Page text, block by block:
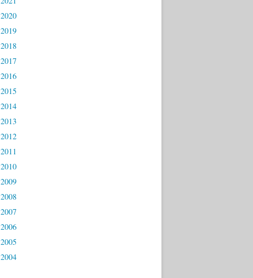
2020
2019
2018
2017
2016
2015
2014
2013
2012
2011
2010
2009
2008
2007
2006
2005
2004